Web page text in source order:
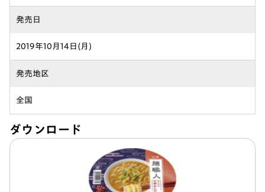
発売日
2019年10月14日(月)
発売地区
全国
ダウンロード